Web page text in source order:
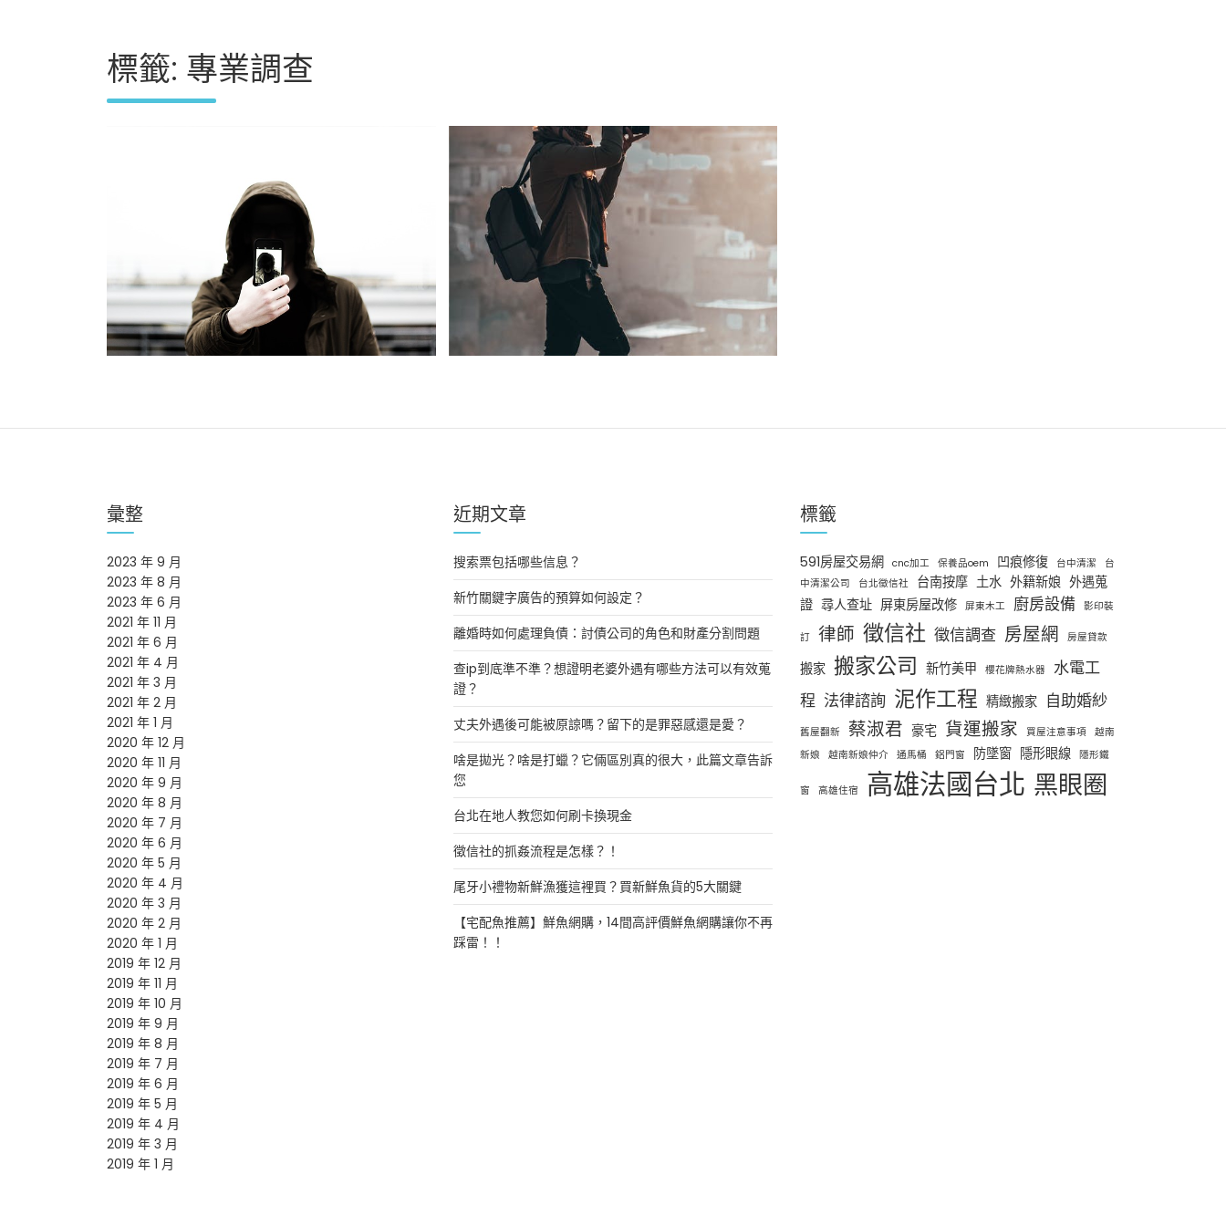
標籤: 專業調查
彙整
2023 年 9 月
2023 年 8 月
2023 年 6 月
2021 年 11 月
2021 年 6 月
2021 年 4 月
2021 年 3 月
2021 年 2 月
2021 年 1 月
2020 年 12 月
2020 年 11 月
2020 年 9 月
2020 年 8 月
2020 年 7 月
2020 年 6 月
2020 年 5 月
2020 年 4 月
2020 年 3 月
2020 年 2 月
2020 年 1 月
2019 年 12 月
2019 年 11 月
2019 年 10 月
2019 年 9 月
2019 年 8 月
2019 年 7 月
2019 年 6 月
2019 年 5 月
2019 年 4 月
2019 年 3 月
2019 年 1 月
近期文章
搜索票包括哪些信息？
新竹關鍵字廣告的預算如何設定？
離婚時如何處理負債：討債公司的角色和財產分割問題
查ip到底準不準？想證明老婆外遇有哪些方法可以有效蒐
證？
丈夫外遇後可能被原諒嗎？留下的是罪惡感還是愛？
啥是拋光？啥是打蠟？它倆區別真的很大，此篇文章告訴
您
台北在地人教您如何刷卡換現金
徵信社的抓姦流程是怎樣？！
尾牙小禮物新鮮漁獲這裡買？買新鮮魚貨的5大關鍵
【宅配魚推薦】鮮魚網購，14間高評價鮮魚網購讓你不再
踩雷！！
標籤
591房屋交易網 cnc加工 保養品oem 凹痕修復 台中清潔
台
中清潔公司
台北徵信社 台南按摩 土水 外籍新娘 外遇蒐
證 尋人查址 屏東房屋改修 屏東木工 廚房設備 影印裝
訂 律師 徵信社 徵信調查 房屋網 房屋貸款
搬家 搬家公司 新竹美甲 櫻花牌熱水器
水電工
程 法律諮詢 泥作工程 精緻搬家 自助婚紗
舊屋翻新 蔡淑君 豪宅 貨運搬家 買屋注意事項 越南
新娘
越南新娘仲介 通馬桶 鋁門窗 防墜窗 隱形眼線 隱形鐵
窗 高雄住宿 高雄法國台北 黑眼圈